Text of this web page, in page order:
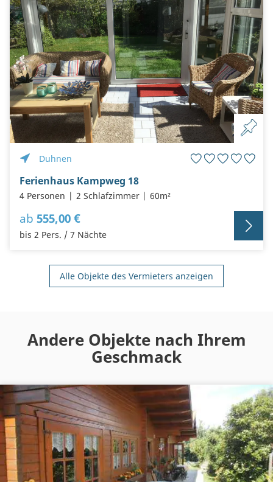
Duhnen
Ferienhaus Kampweg 18
4 Personen 2 Schlafzimmer 60m²
ab 555,00 €
bis 2 Pers. / 7 Nächte
Alle Objekte des Vermieters anzeigen
Andere Objekte nach Ihrem
Geschmack